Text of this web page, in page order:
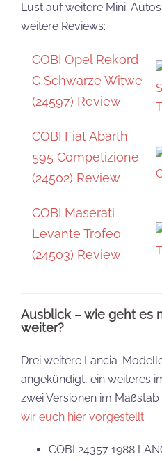
Lust auf weitere Mini-
weitere Reviews:
COBI Opel Rekord
C Schwarze Witwe
(24597) Review
COBI Fiat Abarth
595 Competizione
(24502) Review
COBI Maserati
Levante Trofeo
(24503) Review
Ausblick – wie geht es
weiter?
Drei weitere Lancia-
angekündigt, ein weiteres
zwei Versionen im Maßstab
wir euch hier vorgestellt.
COBI 24357 1988